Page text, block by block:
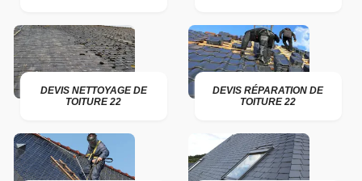
DEVIS NETTOYAGE DE
TOITURE 22
DEVIS RÉPARATION DE
TOITURE 22